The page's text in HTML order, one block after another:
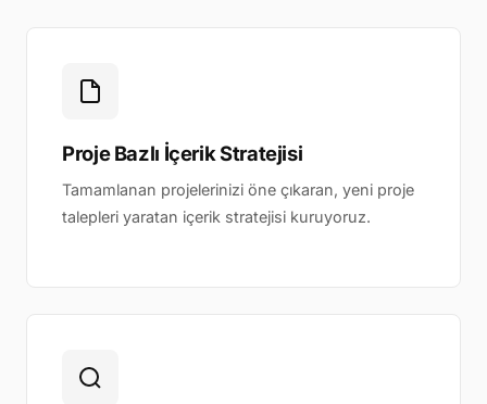
Proje Bazlı İçerik Stratejisi
Tamamlanan projelerinizi öne çıkaran, yeni proje
talepleri yaratan içerik stratejisi kuruyoruz.